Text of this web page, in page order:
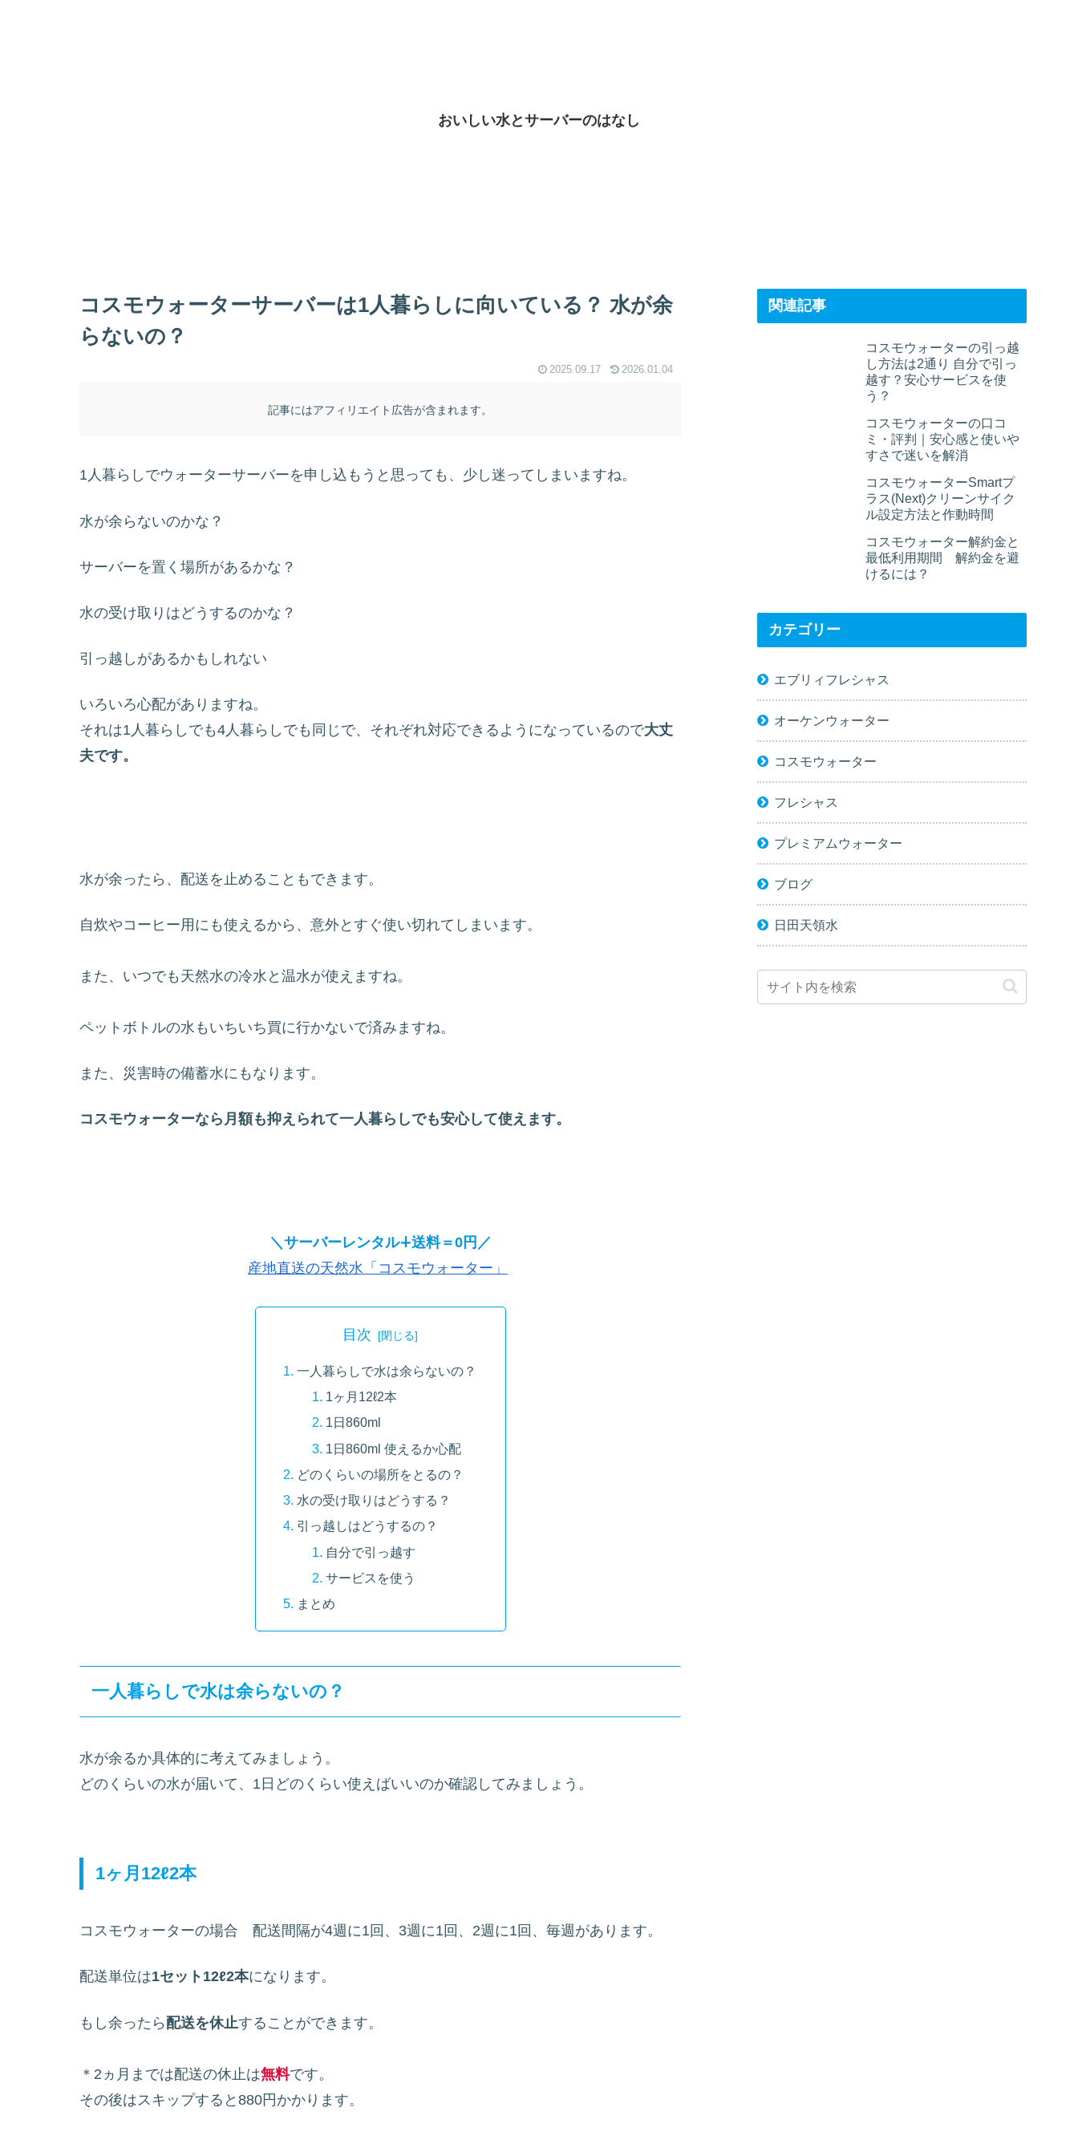
おいしい水とサーバーのはなし
コスモウォーターサーバーは1人暮らしに向いている？ 水が余
らないの？
2025.09.17 2026.01.04
記事にはアフィリエイト広告が含まれます。
1人暮らしでウォーターサーバーを申し込もうと思っても、少し迷ってしまいますね。
水が余らないのかな？
サーバーを置く場所があるかな？
水の受け取りはどうするのかな？
引っ越しがあるかもしれない
いろいろ心配がありますね。
それは1人暮らしでも4人暮らしでも同じで、それぞれ対応できるようになっているので大丈
夫です。
水が余ったら、配送を止めることもできます。
自炊やコーヒー用にも使えるから、意外とすぐ使い切れてしまいます。
また、いつでも天然水の冷水と温水が使えますね。
ペットボトルの水もいちいち買に行かないで済みますね。
また、災害時の備蓄水にもなります。
コスモウォーターなら月額も抑えられて一人暮らしでも安心して使えます。
＼サーバーレンタル∔送料＝0円／
産地直送の天然水「コスモウォーター」
目次
一人暮らしで水は余らないの？
1ヶ月12ℓ2本
1日860ml
1日860ml 使えるか心配
どのくらいの場所をとるの？
水の受け取りはどうする？
引っ越しはどうするの？
自分で引っ越す
サービスを使う
まとめ
一人暮らしで水は余らないの？
水が余るか具体的に考えてみましょう。
どのくらいの水が届いて、1日どのくらい使えばいいのか確認してみましょう。
1ヶ月12ℓ2本
コスモウォーターの場合 配送間隔が4週に1回、3週に1回、2週に1回、毎週があります。
配送単位は1セット12ℓ2本になります。
もし余ったら配送を休止することができます。
＊2ヵ月までは配送の休止は無料です。
その後はスキップすると880円かかります。
関連記事
コスモウォーターの引っ越
し方法は2通り 自分で引っ
越す？安心サービスを使
う？
コスモウォーターの口コ
ミ・評判｜安心感と使いや
すさで迷いを解消
コスモウォーターSmartプ
ラス(Next)クリーンサイク
ル設定方法と作動時間
コスモウォーター解約金と
最低利用期間 解約金を避
けるには？
カテゴリー
エブリィフレシャス
オーケンウォーター
コスモウォーター
フレシャス
プレミアムウォーター
ブログ
日田天領水